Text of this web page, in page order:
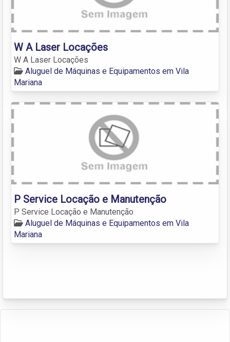
W A Laser Locações
W A Laser Locações
Aluguel de Máquinas e Equipamentos em Vila
Mariana
P Service Locação e Manutenção
P Service Locação e Manutenção
Aluguel de Máquinas e Equipamentos em Vila
Mariana